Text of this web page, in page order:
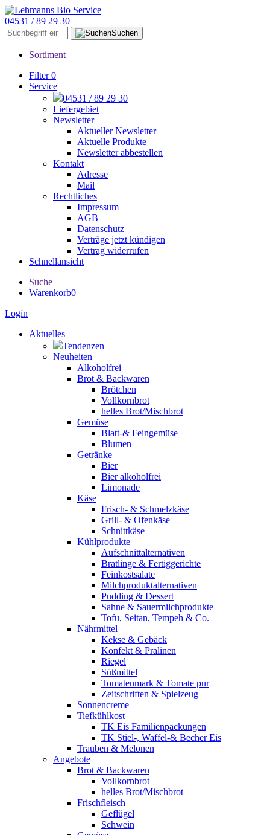
04531 / 89 29 30
Suchen
Sortiment
Filter 0
Service
04531 / 89 29 30
Liefergebiet
Newsletter
Aktueller Newsletter
Aktuelle Produkte
Newsletter abbestellen
Kontakt
Adresse
Mail
Rechtliches
Impressum
AGB
Datenschutz
Verträge jetzt kündigen
Vertrag widerrufen
Schnellansicht
Suche
Warenkorb0
Login
Aktuelles
Tendenzen
Neuheiten
Alkoholfrei
Brot & Backwaren
Brötchen
Vollkornbrot
helles Brot/Mischbrot
Gemüse
Blatt-& Feingemüse
Blumen
Getränke
Bier
Bier alkoholfrei
Limonade
Käse
Frisch- & Schmelzkäse
Grill- & Ofenkäse
Schnittkäse
Kühlprodukte
Aufschnittalternativen
Bratlinge & Fertiggerichte
Feinkostsalate
Milchproduktalternativen
Pudding & Dessert
Sahne & Sauermilchprodukte
Tofu, Seitan, Tempeh & Co.
Nährmittel
Kekse & Gebäck
Konfekt & Pralinen
Riegel
Süßmittel
Tomatenmark & Tomate pur
Zeitschriften & Spielzeug
Sonnencreme
Tiefkühlkost
TK Eis Familienpackungen
TK Stiel-, Waffel-& Becher Eis
Trauben & Melonen
Angebote
Brot & Backwaren
Vollkornbrot
helles Brot/Mischbrot
Frischfleisch
Geflügel
Schwein